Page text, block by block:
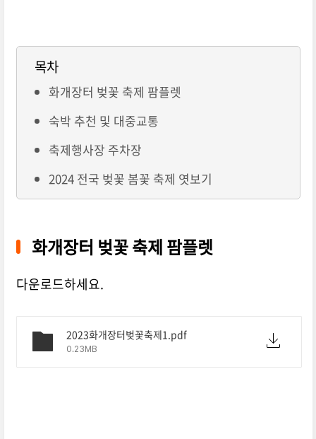
목차
화개장터 벚꽃 축제 팜플렛
숙박 추천 및 대중교통
축제행사장 주차장
2024 전국 벚꽃 봄꽃 축제 엿보기
화개장터 벚꽃 축제 팜플렛
다운로드하세요.
2023화개장터벚꽃축제1.pdf
0.23MB